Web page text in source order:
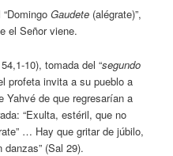
“DomingoGaudete (alégrate)”,
el Señor viene.
10), tomada del “segundo
profeta invita a su pueblo a
Yahvé de que regresarían a
“Exulta, estéril, que no
… Hay que gritar de júbilo,
danzas” (Sal 29).